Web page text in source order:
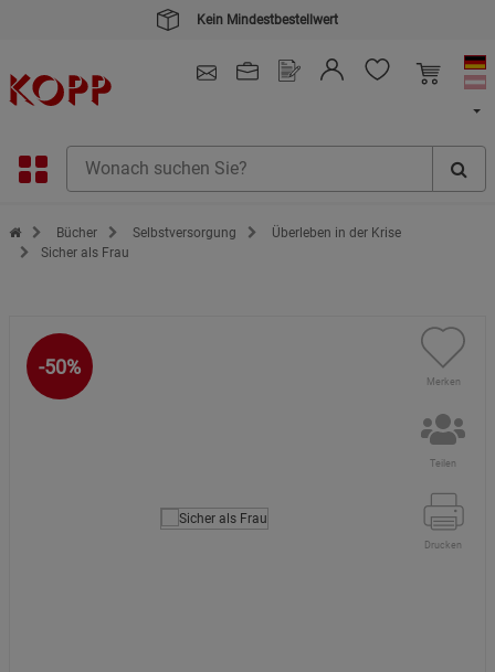
Kein Mindestbestellwert
Zur Startseite des Kopp Verlag Online-Shop
Bücher Selbstversorgung
Überleben in der Krise
Sicher als Frau
-50%
Merken
Teilen
Drucken